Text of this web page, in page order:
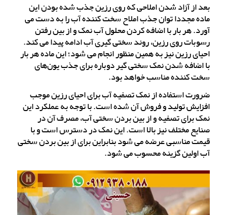
بعد از آزاد شدن املاحی که روی رزین جذب شده بودن این
ماده مجددا توان جذب املاح سخت کننده آب را به دست می
آورد. هر بار با اضافه کردن محلول آب نمک و از بین رفتن
رسوبات روی رزین، روند سختی گیری آب ادامه پیدا می کند.
احیای رزین نیز به همین منظور انجام می شود؛ این ماده هر بار
با اضافه شدن نمک سختی گیر دوباره برای جذب یون‌های
سخت کننده مناسب خواهد بود.
ضرورت استفاده از نمک تصفیه آب برای احیای رزین موجب
افزایش تولید و فروش آن شده است. با توجه به عملکرد این
نمک برای تصفیه و از بین بردن سختی آب، مصرف آن در
صنایع مختلف نیز بالا است. این نمک در دسترس است و با
قیمت مناسبی عرضه می شود بنابراین برای از بین بردن سختی
آب اولین گزینه محسوب می شود.